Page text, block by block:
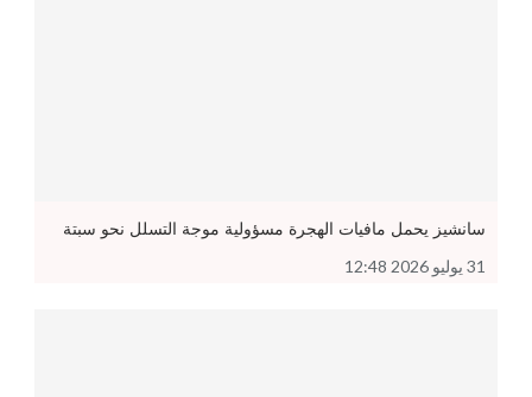
سانشيز يحمل مافيات الهجرة مسؤولية موجة التسلل نحو سبتة
31 يوليو 2026 12:48